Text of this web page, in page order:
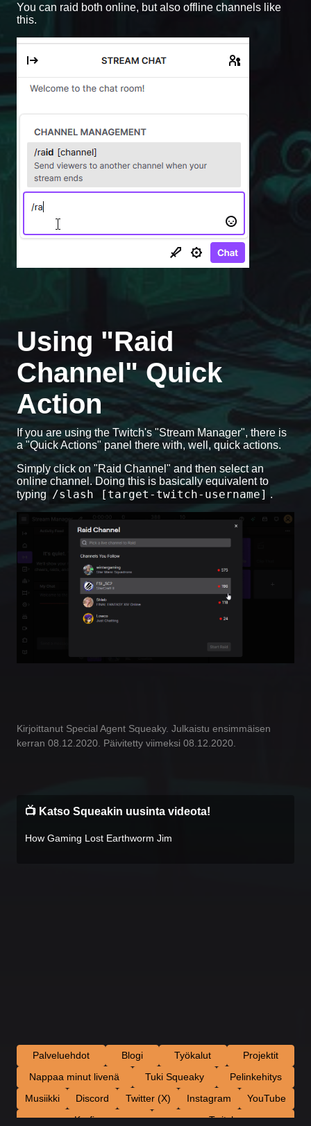
You can raid both online, but also offline channels like
this.
Using "Raid
Channel" Quick
Action
If you are using the Twitch's "Stream Manager", there is
a "Quick Actions" panel there with, well, quick actions.
Simply click on "Raid Channel" and then select an
online channel. Doing this is basically equivalent to
typing /slash [target-twitch-username] .
Kirjoittanut Special Agent Squeaky. Julkaistu ensimmäisen
kerran 08.12.2020. Päivitetty viimeksi 08.12.2020.
📺 Katso Squeakin uusinta videota!
How Gaming Lost Earthworm Jim
Palveluehdot Blogi Työkalut
Projektit
Nappaa minut livenä
Tuki Squeaky
Pelinkehitys
Musiikki
Discord Twitter (X) Instagram
YouTube
Ko-fi
Twitch